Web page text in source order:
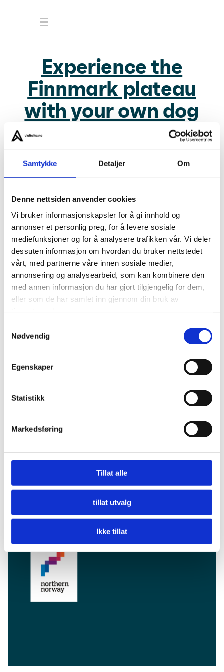
Samtykke Detaljer Om
Denne nettsiden anvender cookies
Vi bruker informasjonskapsler for å gi innhold og
annonser et personlig preg, for å levere sosiale
mediefunksjoner og for å analysere trafikken vår. Vi deler
dessuten informasjon om hvordan du bruker nettstedet
vårt, med partnerne våre innen sosiale medier,
annonsering og analysearbeid, som kan kombinere den
med annen informasjon du har gjort tilgjengelig for dem,
eller som de har samlet inn gjennom din bruk av
Nødvendig
Egenskaper
Statistikk
Markedsføring
Tillat alle
tillat utvalg
Ikke tillat
Experience the
Finnmark plateau
with your own dog
About us
Privacy
Visit Alta for Travel Trade
Careers
Visit Alta AS
Markedsgata 3
YouTube
LinkedIn